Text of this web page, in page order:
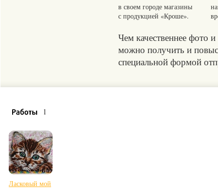
в своем городе магазины
с продукцией «Кроше».
Чем качественнее фото
можно получить и
специальной формой
1
Ласковый мой